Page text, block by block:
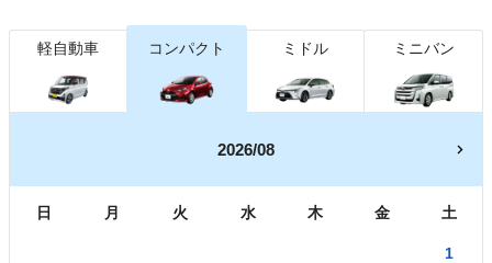
軽自動車 コンパクト ミドル ミニバン
2026/08
日 月 火 水 木 金 土
1